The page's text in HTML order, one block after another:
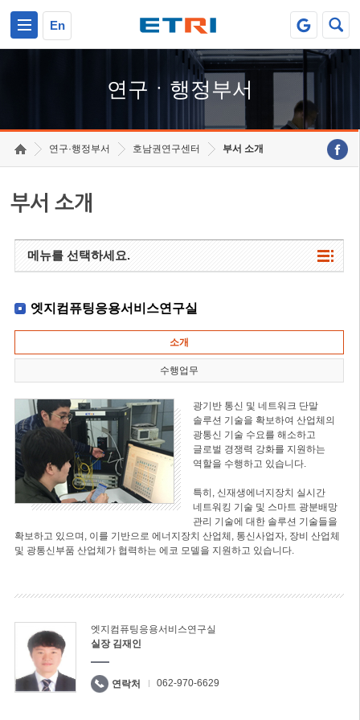
En
연구ㆍ행정부서
연구·행정부서 호남권연구센터 부서 소개
부서 소개
메뉴를 선택하세요.
엣지컴퓨팅응용서비스연구실
소개
수행업무
광기반 통신 및 네트워크 단말
솔루션 기술을 확보하여 산업체의
광통신 기술 수요를 해소하고
글로벌 경쟁력 강화를 지원하는
역할을 수행하고 있습니다.
특히, 신재생에너지장치 실시간
네트워킹 기술 및 스마트 광분배망
관리 기술에 대한 솔루션 기술들을
확보하고 있으며, 이를 기반으로 에너지장치 산업체, 통신사업자, 장비 산업체
및 광통신부품 산업체가 협력하는 에코 모델을 지원하고 있습니다.
엣지컴퓨팅응용서비스연구실
실장 김재인
연락처 062-970-6629